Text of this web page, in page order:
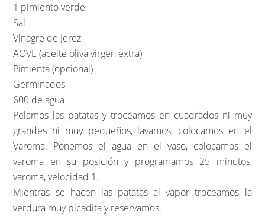
1 pimiento verde
Sal
Vinagre de Jerez
AOVE (aceite oliva virgen extra)
Pimienta (opcional)
Germinados
600 de agua
Pelamos las patatas y troceamos en cuadrados ni muy
grandes ni muy pequeños, lavamos, colocamos en el
Varoma. Ponemos el agua en el vaso, colocamos el
varoma en su posición y programamos 25 minutos,
varoma, velocidad 1.
Mientras se hacen las patatas al vapor troceamos la
verdura muy picadita y reservamos.